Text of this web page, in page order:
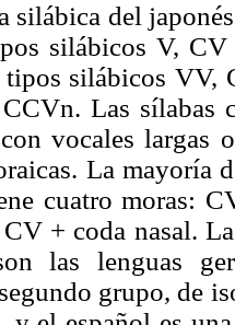
silábica del
silábicos V,
tipos silábicos
Las sílabas
vocales largas
La mayoría
cuatro moras:
+ coda nasal.
las lenguas
grupo, de